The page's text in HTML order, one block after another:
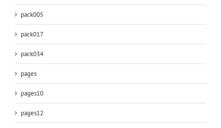
pack005
pack017
pack034
pages
pages10
pages12